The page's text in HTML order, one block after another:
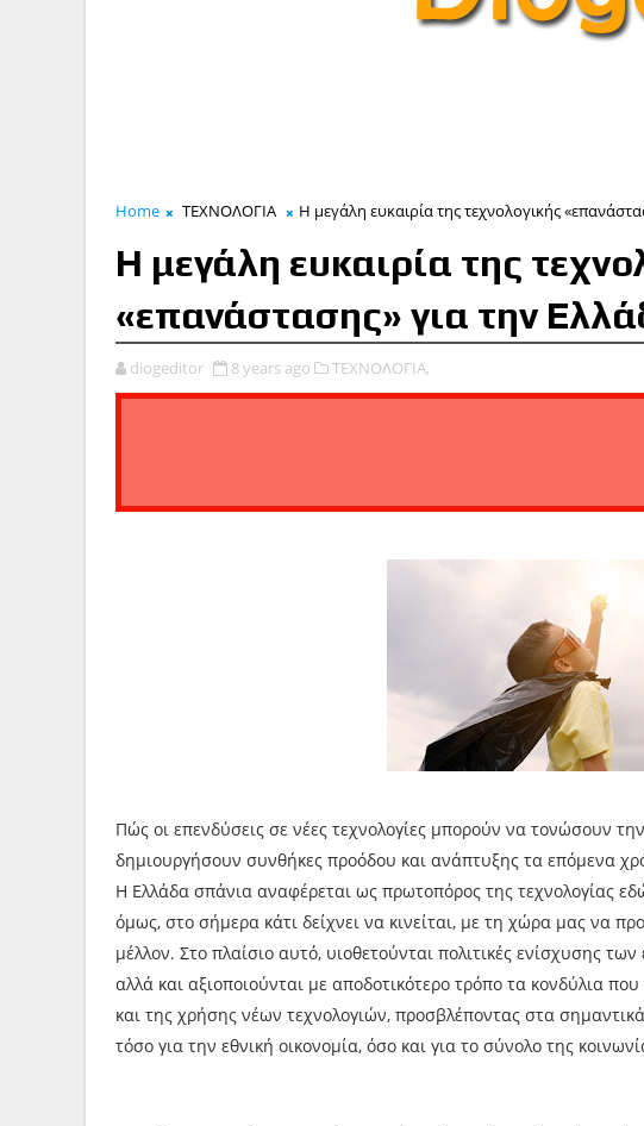
Home ΤΕΧΝΟΛΟΓΙΑ Η μεγάλη ευκαιρία της τεχνολογικής
Η μεγάλη ευκαιρία της
«επανάστασης» για την
diogeditor 8 years ago ΤΕΧΝΟΛΟΓΙΑ,
Πώς οι επενδύσεις σε νέες τεχνολογίες μπορούν να τονώσουν
δημιουργήσουν συνθήκες προόδου και ανάπτυξης τα επόμενα
Η Ελλάδα σπάνια αναφέρεται ως πρωτοπόρος της τεχνολογίας
όμως, στο σήμερα κάτι δείχνει να κινείται, με τη χώρα μας να
μέλλον. Στο πλαίσιο αυτό, υιοθετούνται πολιτικές ενίσχυσης
αλλά και αξιοποιούνται με αποδοτικότερο τρόπο τα κονδύλια
και της χρήσης νέων τεχνολογιών, προσβλέποντας στα
τόσο για την εθνική οικονομία, όσο και για το σύνολο της